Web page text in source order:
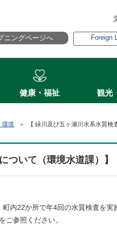
ニングページへ Foreign
健康・福祉 観光
環境 ＞ 【 緑川及び五ヶ瀬川水系水質検
ついて（環境水道課）】
内22か所で年4回の水質検査を実
ご参照ください。